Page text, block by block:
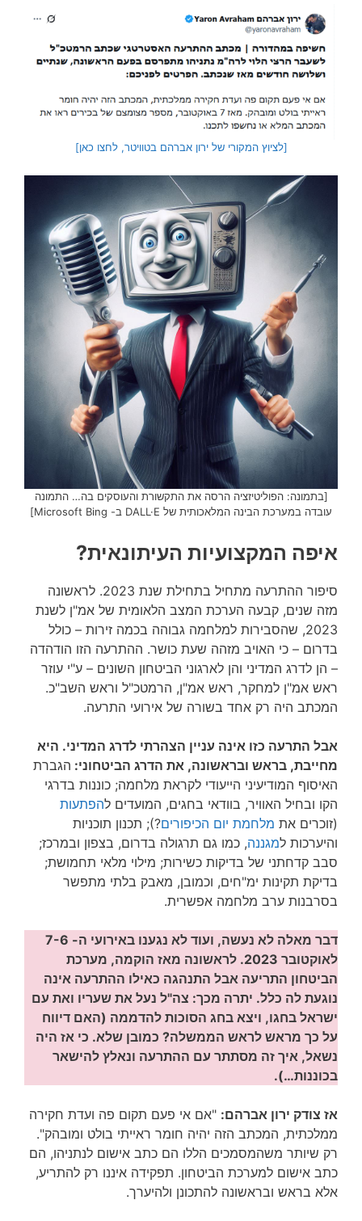
[לציוץ המקורי של ירון אברהם בטוויטר, לחצו כאן]
[בתמונה: הפוליטיזציה הרסה את התקשורת והעוסקים בה… התמונה
עובדה במערכת הבינה המלאכותית של DALL·E ב- Microsoft Bing]
איפה המקצועיות העיתונאית?
סיפור ההתרעה מתחיל בתחילת שנת 2023. לראשונה
מזה שנים, קבעה הערכת המצב הלאומית של אמ"ן לשנת
2023, שהסבירות למלחמה גבוהה בכמה זירות – כולל
בדרום – כי האויב מזהה שעת כושר. ההתרעה הזו הודהדה
– הן לדרג המדיני והן לארגוני הביטחון השונים – ע"י עוזר
ראש אמ"ן למחקר, ראש אמ"ן, הרמטכ"ל וראש השב"כ.
המכתב היה רק אחד בשורה של אירועי התרעה.
אבל התרעה כזו אינה עניין הצהרתי לדרג המדיני. היא
מחייבת, בראש ובראשונה, את הדרג הביטחוני: הגברת
האיסוף המודיעיני הייעודי לקראת מלחמה; כוננות בדרגי
הקו ובחיל האוויר, בוודאי בחגים, המועדים להפתעות
(זוכרים את מלחמת יום הכיפורים?); תכנון תוכניות
והיערכות למגננה, כמו גם תרגולה בדרום, בצפון ובמרכז;
סבב קדחתני של בדיקות כשירות; מילוי מלאי תחמושת;
בדיקת תקינות ימ"חים, וכמובן, מאבק בלתי מתפשר
בסרבנות ערב מלחמה אפשרית.
דבר מאלה לא נעשה, ועוד לא נגענו באירועי ה- 7-6
לאוקטובר 2023. לראשונה מאז הוקמה, מערכת
הביטחון התריעה אבל התנהגה כאילו ההתרעה אינה
נוגעת לה כלל. יתרה מכך: צה"ל נעל את שעריו ואת עם
ישראל בחגו, ויצא בחג הסוכות להדממה (האם דיווח
על כך מראש לראש הממשלה? כמובן שלא. כי אז היה
נשאל, איך זה מסתתר עם ההתרעה ונאלץ להישאר
בכוננות…).
אז צודק ירון אברהם: "אם אי פעם תקום פה ועדת חקירה
ממלכתית, המכתב הזה יהיה חומר ראייתי בולט ומובהק".
רק שיותר משהמסמכים הללו הם כתב אישום לנתניהו, הם
כתב אישום למערכת הביטחון. תפקידה איננו רק להתריע,
אלא בראש ובראשונה להתכונן ולהיערך.